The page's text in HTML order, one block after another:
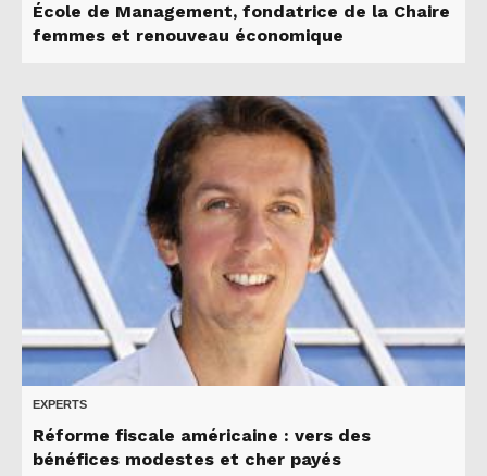
École de Management, fondatrice de la Chaire
femmes et renouveau économique
EXPERTS
Réforme fiscale américaine : vers des
bénéfices modestes et cher payés